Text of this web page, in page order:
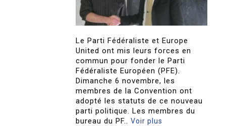
Le Parti Fédéraliste et Europe
United ont mis leurs forces en
commun pour fonder le Parti
Fédéraliste Européen (PFE).
Dimanche 6 novembre, les
membres de la Convention ont
adopté les statuts de ce nouveau
parti politique. Les membres du
bureau du PF..Voir plus